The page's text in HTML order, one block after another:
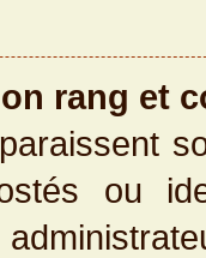
rang et
ou